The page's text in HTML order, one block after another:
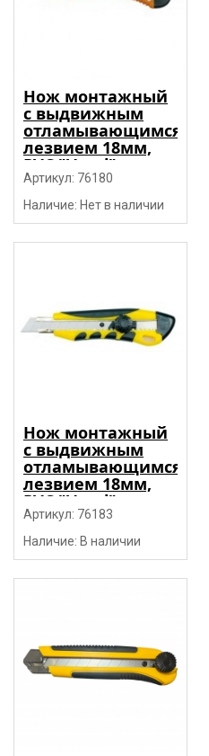
Нож монтажный
с выдвижным
отламывающимся
лезвием 18мм,
PVC "Vorel"
Артикул: 76180
Наличие: Нет в наличии
Нож монтажный
с выдвижным
отламывающимся
лезвием 18мм,
PVC "Vorel"
Артикул: 76183
Наличие: В наличии